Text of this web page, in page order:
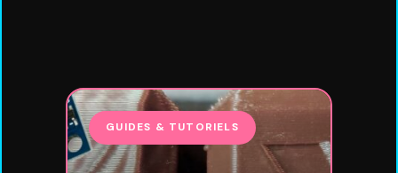
GUIDES & TUTORIELS